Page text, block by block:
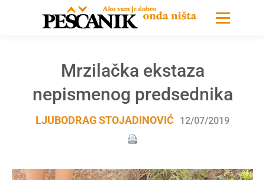
Mrzilačka ekstaza
nepismenog predsednika
LJUBODRAG STOJADINOVIĆ 12/07/2019